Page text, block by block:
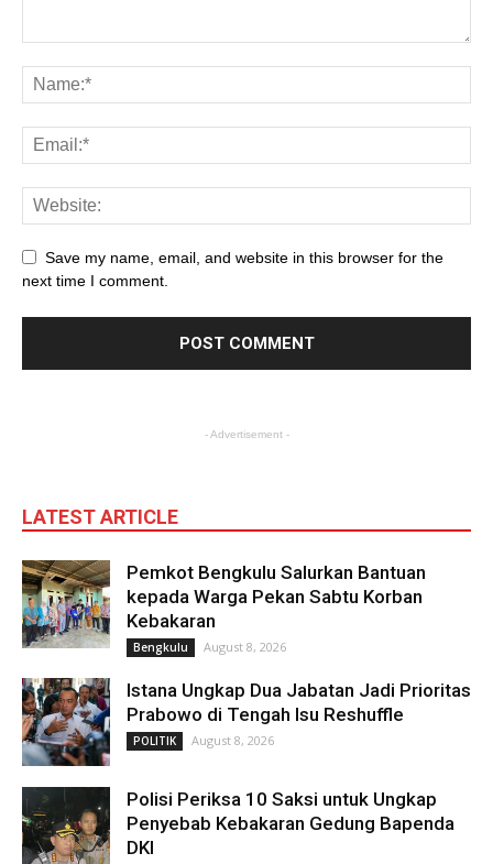
Save my name, email, and website in this browser for the
next time I comment.
- Advertisement -
LATEST ARTICLE
Pemkot Bengkulu Salurkan Bantuan
kepada Warga Pekan Sabtu Korban
Kebakaran
Bengkulu August 8, 2026
Istana Ungkap Dua Jabatan Jadi Prioritas
Prabowo di Tengah Isu Reshuffle
POLITIK August 8, 2026
Polisi Periksa 10 Saksi untuk Ungkap
Penyebab Kebakaran Gedung Bapenda
DKI